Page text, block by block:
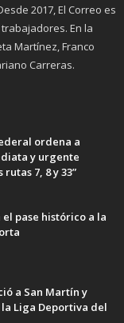
2017, El Correo es
En la
Martínez, Franco
Carreras.
ordena a
y urgente
7, 8 y 33”
el pase histórico a la
a San Martín y
Liga Deportiva del